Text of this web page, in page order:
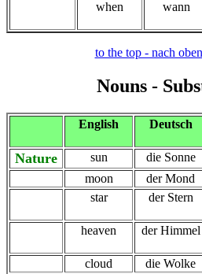
when
wann
to the top - nach
Nouns -
English Deutsch
Nature sun die Sonne
moon
der Mond
star
der Stern
heaven
der Himmel
cloud die Wolke